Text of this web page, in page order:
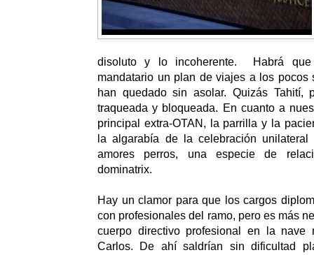
disoluto y lo incoherente. Habrá
mandatario un plan de viajes a los pocos
han quedado sin asolar. Quizás Tahití,
traqueada y bloqueada. En cuanto a
principal extra-OTAN, la parrilla y la
la algarabía de la celebración
amores perros, una especie de
dominatrix.
Hay un clamor para que los cargos
con profesionales del ramo, pero es más
cuerpo directivo profesional en la nave
Carlos. De ahí saldrían sin dificultad